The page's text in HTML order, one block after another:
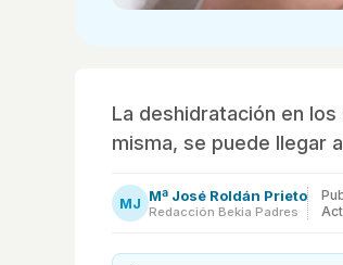
La deshidratación en
misma, se puede llegar
MJ Mª José Roldán Prieto
Redacción Bekia Padres